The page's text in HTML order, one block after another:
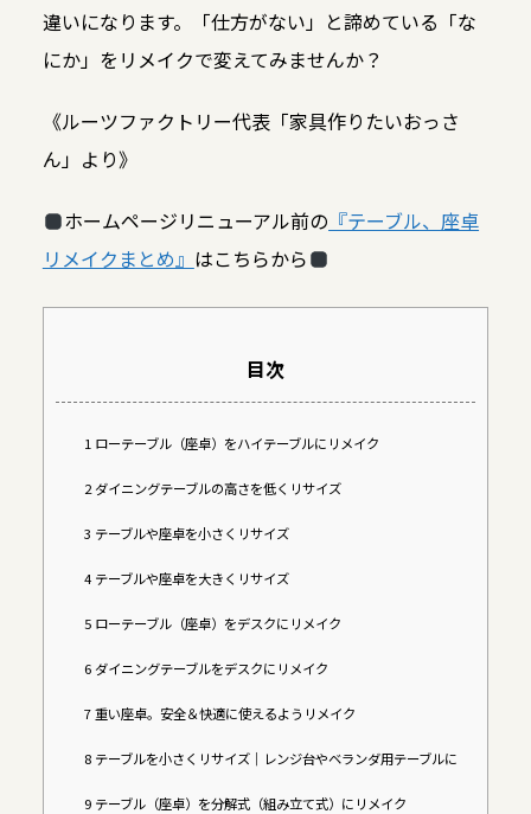
違いになります。「仕方がない」と諦めている「な
にか」をリメイクで変えてみませんか？
《ルーツファクトリー代表「家具作りたいおっさ
ん」より》
ホームページリニューアル前の 『テーブル、座卓
リメイクまとめ』 はこちらから
目次
1 ローテーブル（座卓）をハイテーブルにリメイク
2ダイニングテーブルの高さを低くリサイズ
3 テーブルや座卓を小さくリサイズ
4テーブルや座卓を大きくリサイズ
5ローテーブル（座卓）をデスクにリメイク
6ダイニングテーブルをデスクにリメイク
7重い座卓。安全＆快適に使えるようリメイク
8テーブルを小さくリサイズ｜レンジ台やベランダ用テーブルに
9テーブル（座卓）を分解式（組み立て式）にリメイク